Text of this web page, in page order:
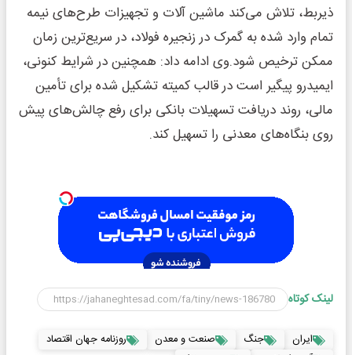
ذیربط، تلاش می‌کند ماشین آلات و تجهیزات طرح‌های نیمه
تمام وارد شده به گمرک در زنجیره فولاد، در سریع‌ترین زمان
ممکن ترخیص شود.وی ادامه داد: همچنین در شرایط کنونی،
ایمیدرو پیگیر است در قالب کمیته تشکیل شده برای تأمین
مالی، روند دریافت تسهیلات بانکی برای رفع چالش‌های پیش
روی بنگاه‌های معدنی را تسهیل کند.
لینک کوتاه
ایران جنگ صنعت و معدن
روزنامه جهان اقتصاد